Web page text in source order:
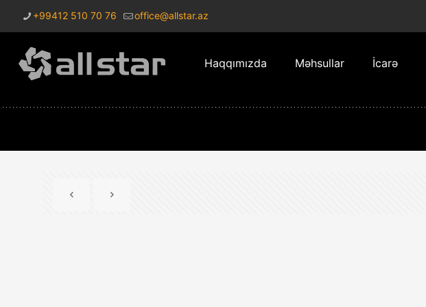
+99412 510 70 76 office@allstar.az
Haqqımızda Məhsullar İcarə